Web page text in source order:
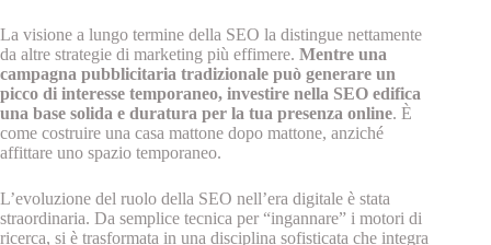
La visione a lungo termine della SEO la distingue nettamente
da altre strategie di marketing più effimere. Mentre una
campagna pubblicitaria tradizionale può generare un
picco di interesse temporaneo, investire nella SEO edifica
una base solida e duratura per la tua presenza online. È
come costruire una casa mattone dopo mattone, anziché
affittare uno spazio temporaneo.
L’evoluzione del ruolo della SEO nell’era digitale è stata
straordinaria. Da semplice tecnica per “ingannare” i motori di
ricerca, si è trasformata in una disciplina sofisticata che integra